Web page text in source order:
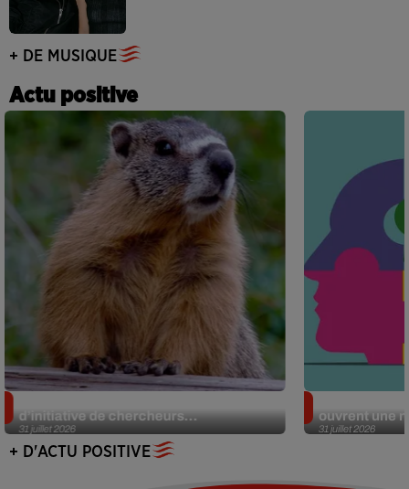
+ DE MUSIQUE
Actu positive
31 juillet 2026
d’initiative de chercheurs...
31 juillet 2026
ouvrent une
+ D'ACTU POSITIVE